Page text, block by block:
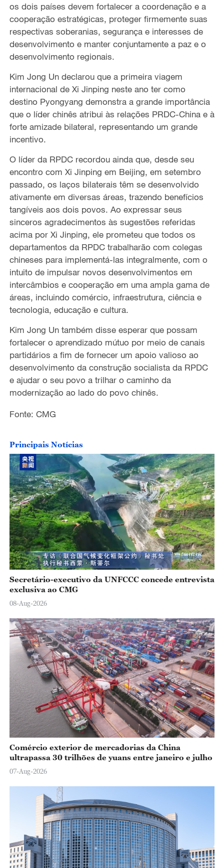
os dois países devem fortalecer a coordenação e a
cooperação estratégicas, proteger firmemente suas
respectivas soberanias, segurança e interesses de
desenvolvimento e manter conjuntamente a paz e o
desenvolvimento regionais.
Kim Jong Un declarou que a primeira viagem
internacional de Xi Jinping neste ano ter como
destino Pyongyang demonstra a grande importância
que o líder chinês atribui às relações PRDC-China e à
forte amizade bilateral, representando um grande
incentivo.
O líder da RPDC recordou ainda que, desde seu
encontro com Xi Jinping em Beijing, em setembro
passado, os laços bilaterais têm se desenvolvido
ativamente em diversas áreas, trazendo benefícios
tangíveis aos dois povos. Ao expressar seus
sinceros agradecimentos às sugestões referidas
acima por Xi Jinping, ele prometeu que todos os
departamentos da RPDC trabalharão com colegas
chineses para implementá-las integralmente, com o
intuito de impulsar novos desenvolvimentos em
intercâmbios e cooperação em uma ampla gama de
áreas, incluindo comércio, infraestrutura, ciência e
tecnologia, educação e cultura.
Kim Jong Un também disse esperar que possam
fortalecer o aprendizado mútuo por meio de canais
partidários a fim de fornecer um apoio valioso ao
desenvolvimento da construção socialista da RPDC
e ajudar o seu povo a trilhar o caminho da
modernização ao lado do povo chinês.
Fonte: CMG
Principais Notícias
Secretário-executivo da UNFCCC concede entrevista
exclusiva ao CMG
08-Aug-2026
Comércio exterior de mercadorias da China
ultrapassa 30 trilhões de yuans entre janeiro e julho
07-Aug-2026